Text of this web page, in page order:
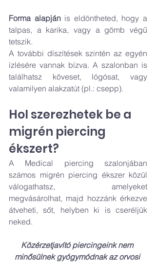
Forma alapján is eldöntheted, hogy a
talpas, a karika, vagy a gömb végű
tetszik.
A további díszítések szintén az egyén
ízlésére vannak bízva. A szalonban is
találhatsz köveset, lógósat, vagy
valamilyen alakzatút (pl.: csepp).
Hol szerezhetek be a
migrén piercing
ékszert?
A Medical piercing szalonjában
számos migrén piercing ékszer közül
válogathatsz, amelyeket
megvásárolhat, majd hozzánk érkezve
átveheti, sőt, helyben ki is cseréljük
neked.
Közérzetjavító piercingeink nem
minősülnek gyógymódnak az orvosi